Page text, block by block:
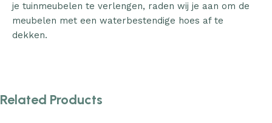
je tuinmeubelen te verlengen, raden wij je aan om de
meubelen met een waterbestendige hoes af te
dekken.
Related Products